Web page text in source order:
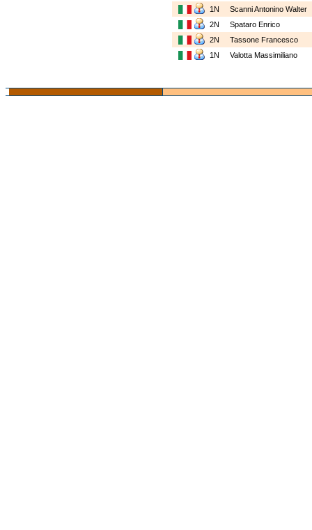
1N
Scanni Antonino Walter
2N
Spataro Enrico
2N
Tassone Francesco
1N
Valotta Massimiliano